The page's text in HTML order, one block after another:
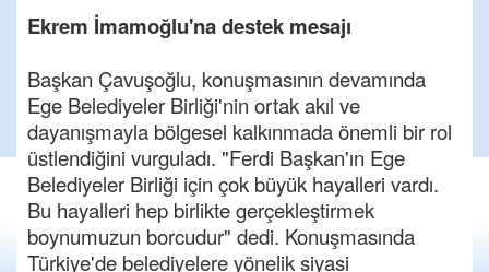
Ekrem İmamoğlu'na destek mesajı
Başkan Çavuşoğlu, konuşmasının devamında
Ege Belediyeler Birliği'nin ortak akıl ve
dayanışmayla bölgesel kalkınmada önemli bir rol
üstlendiğini vurguladı. "Ferdi Başkan'ın Ege
Belediyeler Birliği için çok büyük hayalleri vardı.
Bu hayalleri hep birlikte gerçekleştirmek
boynumuzun borcudur" dedi. Konuşmasında
Türkiye'de belediyelere yönelik siyasi